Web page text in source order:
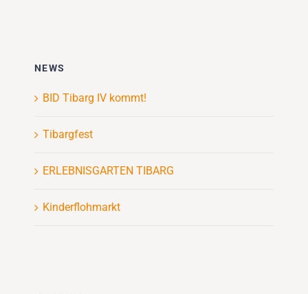
NEWS
BID Tibarg IV kommt!
Tibargfest
ERLEBNISGARTEN TIBARG
Kinderflohmarkt